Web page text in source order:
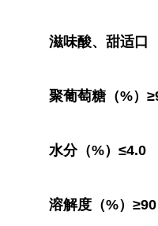
滋味酸、甜适口
聚葡萄糖（%）
水分（%）≤4.0
溶解度（%）≥90